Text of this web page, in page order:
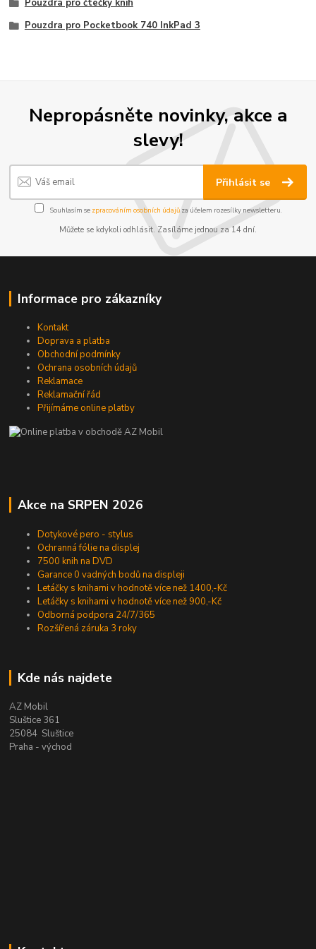
Pouzdra pro čtečky knih
Pouzdra pro Pocketbook 740 InkPad 3
Nepropásněte novinky, akce a
slevy!
Přihlásit se
Souhlasím se zpracováním osobních údajůza účelem rozesílky newsletteru.
Můžete se kdykoli odhlásit. Zasíláme jednou za 14 dní.
Informace pro zákazníky
Kontakt
Doprava a platba
Obchodní podmínky
Ochrana osobních údajů
Reklamace
Reklamační řád
Přijímáme online platby
Akce na SRPEN 2026
Dotykové pero - stylus
Ochranná fólie na displej
7500 knih na DVD
Garance 0 vadných bodů na displeji
Letáčky s knihami v hodnotě více než 1400,-Kč
Letáčky s knihami v hodnotě více než 900,-Kč
Odborná podpora 24/7/365
Rozšířená záruka 3 roky
Kde nás najdete
AZ Mobil
Sluštice 361
25084 Sluštice
Praha - východ